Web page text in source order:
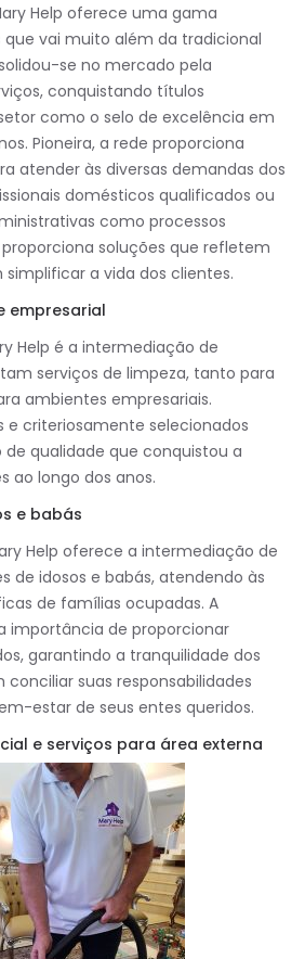
Help oferece uma gama
vai muito além da tradicional
se no mercado pela
conquistando títulos
como o selo de excelência em
Pioneira, a rede proporciona
atender às diversas demandas dos
domésticos qualificados ou
como processos
proporciona soluções que refletem
a vida dos clientes.
empresarial
Help é a intermediação de
serviços de limpeza, tanto para
ambientes empresariais.
e criteriosamente selecionados
qualidade que conquistou a
ao longo dos anos.
e babás
Help oferece a intermediação de
de idosos e babás, atendendo às
de famílias ocupadas. A
importância de proporcionar
garantindo a tranquilidade dos
suas responsabilidades
estar de seus entes queridos.
e serviços para área externa